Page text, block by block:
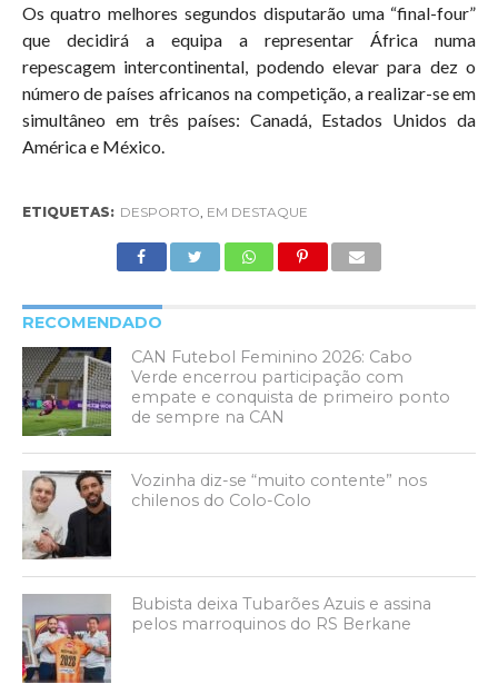
Os quatro melhores segundos disputarão uma “final-four”
que decidirá a equipa a representar África numa
repescagem intercontinental, podendo elevar para dez o
número de países africanos na competição, a realizar-se em
simultâneo em três países: Canadá, Estados Unidos da
América e México.
ETIQUETAS: DESPORTO EM DESTAQUE
RECOMENDADO
CAN Futebol Feminino 2026: Cabo
Verde encerrou participação com
empate e conquista de primeiro ponto
de sempre na CAN
Vozinha diz-se “muito contente” nos
chilenos do Colo-Colo
Bubista deixa Tubarões Azuis e assina
pelos marroquinos do RS Berkane